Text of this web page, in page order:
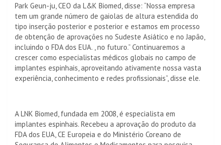
Park Geun-ju, CEO da L&K Biomed, disse: “Nossa empresa
tem um grande número de gaiolas de altura estendida do
tipo inserção posterior e posterior e estamos em processo
de obtenção de aprovações no Sudeste Asiático e no Japão,
incluindo o FDA dos EUA. , no futuro.” Continuaremos a
crescer como especialistas médicos globais no campo de
implantes espinhais, aproveitando ativamente nossa vasta
experiência, conhecimento e redes profissionais”, disse ele.
A LNK Biomed, fundada em 2008, é especialista em
implantes espinhais. Recebeu a aprovação do produto da
FDA dos EUA, CE Europeia e do Ministério Coreano de